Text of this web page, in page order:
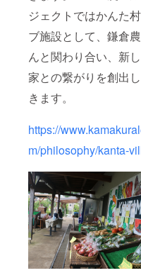
ジェクトではかんた
ブ施設として、鎌倉
んと関わり合い、新
家との繋がりを創出
きます。
https://
m/philosophy/kanta-